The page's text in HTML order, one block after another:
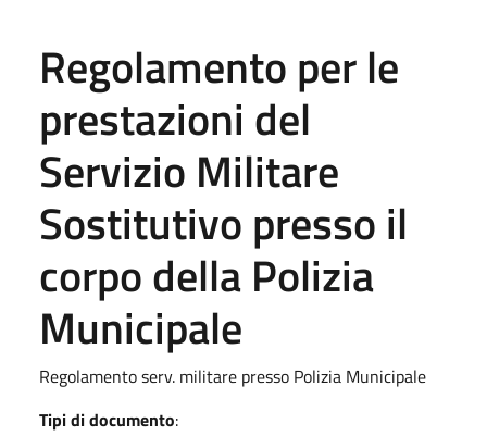
Regolamento per le
prestazioni del
Servizio Militare
Sostitutivo presso il
corpo della Polizia
Municipale
Regolamento serv. militare presso Polizia Municipale
Tipi di documento: